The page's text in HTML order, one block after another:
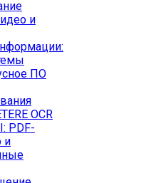
и
ПО
OCR
PDF-
и